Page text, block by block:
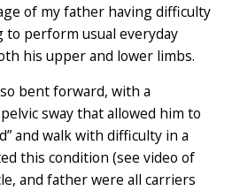
of my father having difficulty
perform usual everyday
his upper and lower limbs.
bent forward, with a
sway that allowed him to
and walk with difficulty in a
this condition (see video of
and father were all carriers